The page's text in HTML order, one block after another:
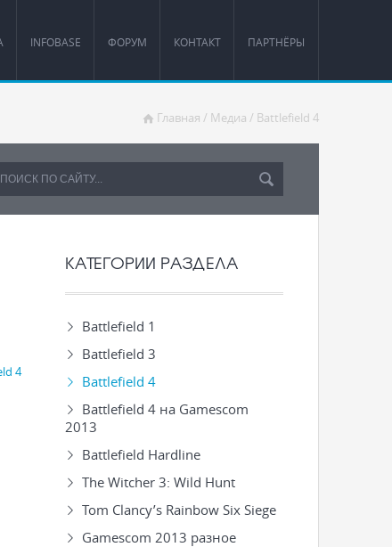
INFOBASE ФОРУМ КОНТАКТ ПАРТНЁРЫ
Главная / Медиа / Battlefield 4
4
КАТЕГОРИИ РАЗДЕЛА
Battlefield 1
Battlefield 3
Battlefield 4
Battlefield 4 на Gamescom
2013
Battlefield Hardline
The Witcher 3: Wild Hunt
Tom Clancy’s Rainbow Six Siege
Gamescom 2013 разное